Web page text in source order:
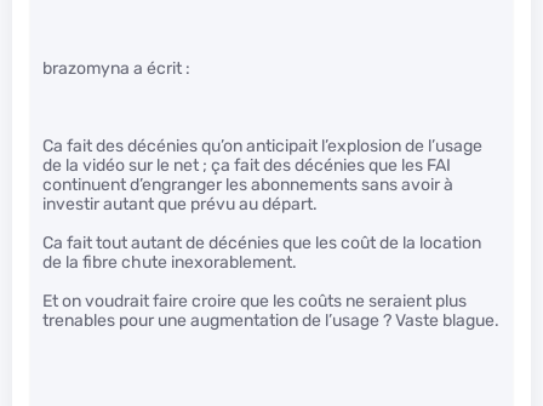
brazomyna a écrit :
Ca fait des décénies qu’on anticipait l’explosion de l’usage
de la vidéo sur le net ; ça fait des décénies que les FAI
continuent d’engranger les abonnements sans avoir à
investir autant que prévu au départ.
Ca fait tout autant de décénies que les coût de la location
de la fibre chute inexorablement.
Et on voudrait faire croire que les coûts ne seraient plus
trenables pour une augmentation de l’usage ? Vaste blague.